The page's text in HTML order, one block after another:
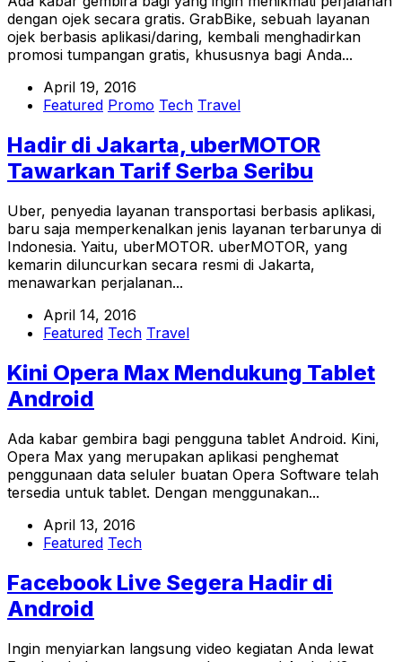
dengan ojek secara gratis. GrabBike, sebuah layanan
ojek berbasis aplikasi/daring, kembali menghadirkan
promosi tumpangan gratis, khususnya bagi Anda...
April 19, 2016
Featured Promo Tech Travel
Hadir di Jakarta, uberMOTOR
Tawarkan Tarif Serba Seribu
Uber, penyedia layanan transportasi berbasis aplikasi,
baru saja memperkenalkan jenis layanan terbarunya di
Indonesia. Yaitu, uberMOTOR. uberMOTOR, yang
kemarin diluncurkan secara resmi di Jakarta,
menawarkan perjalanan...
April 14, 2016
Featured Tech Travel
Kini Opera Max Mendukung Tablet
Android
Ada kabar gembira bagi pengguna tablet Android. Kini,
Opera Max yang merupakan aplikasi penghemat
penggunaan data seluler buatan Opera Software telah
tersedia untuk tablet. Dengan menggunakan...
April 13, 2016
Featured Tech
Facebook Live Segera Hadir di
Android
Ingin menyiarkan langsung video kegiatan Anda lewat